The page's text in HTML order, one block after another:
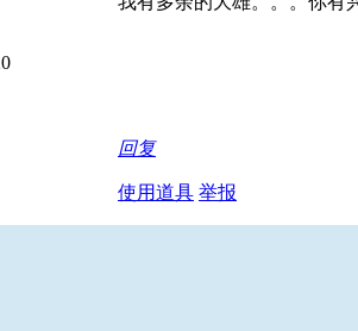
回复
使用道具 举报